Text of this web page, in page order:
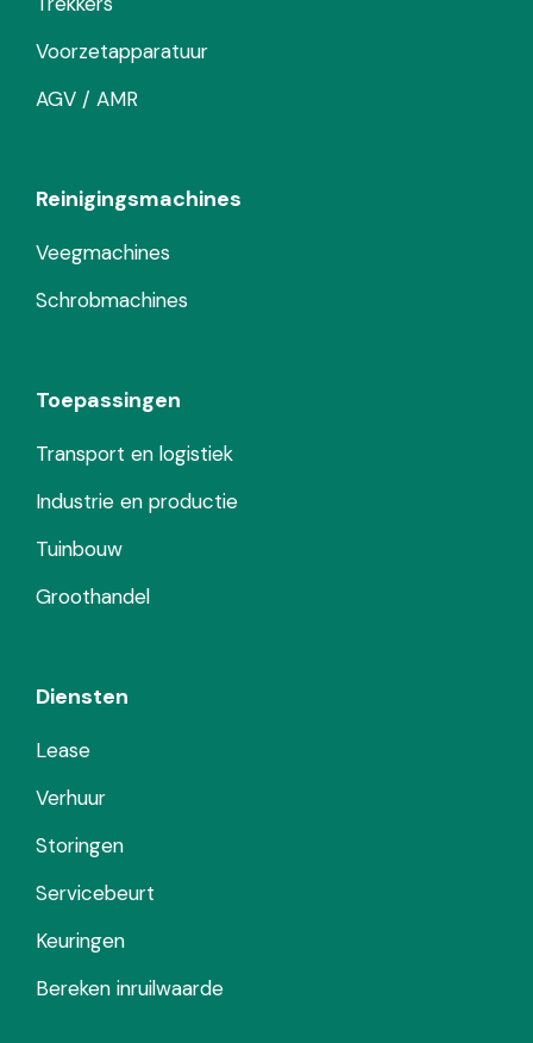
Voorzetapparatuur
AGV / AMR
Reinigingsmachines
Veegmachines
Schrobmachines
Toepassingen
Transport en logistiek
Industrie en productie
Tuinbouw
Groothandel
Diensten
Lease
Verhuur
Storingen
Servicebeurt
Keuringen
Bereken inruilwaarde